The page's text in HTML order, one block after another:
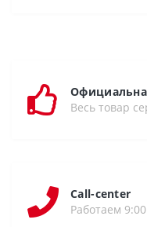
Весь товар
Call-center
Работаем